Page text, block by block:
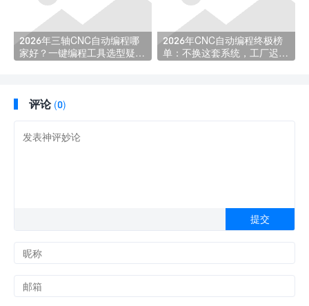
2026年三轴CNC自动编程哪
家好？一键编程工具选型疑问
2026年CNC自动编程终极榜
单：不换这套系统，工厂迟早
评论 (0)